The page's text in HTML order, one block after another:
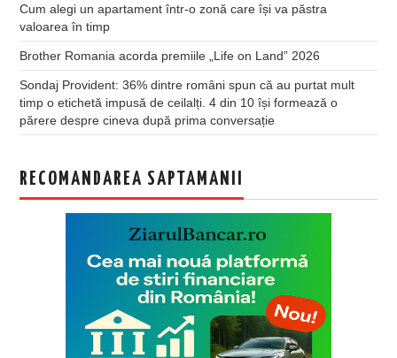
Cum alegi un apartament într-o zonă care își va păstra
valoarea în timp
Brother Romania acorda premiile „Life on Land” 2026
Sondaj Provident: 36% dintre români spun că au purtat mult
timp o etichetă impusă de ceilalți. 4 din 10 își formează o
părere despre cineva după prima conversație
RECOMANDAREA SAPTAMANII